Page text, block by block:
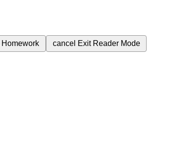
Homework cancel Exit Reader Mode